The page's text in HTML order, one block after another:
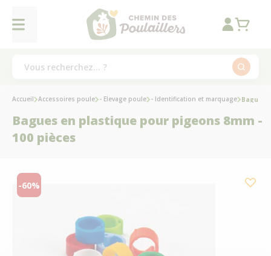
Accueil Accessoires poule - Elevage poule - Identification et marquage Bagues
Bagues en plastique pour pigeons 8mm -
100 pièces
-60%